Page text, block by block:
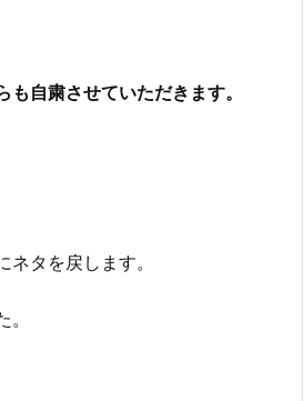
も自粛させていただきます。
タを戻します。